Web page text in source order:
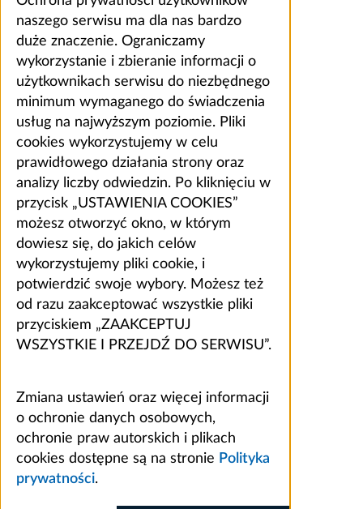
naszego serwisu ma dla nas bardzo
duże znaczenie. Ograniczamy
wykorzystanie i zbieranie informacji o
użytkownikach serwisu do niezbędnego
minimum wymaganego do świadczenia
usług na najwyższym poziomie. Pliki
cookies wykorzystujemy w celu
prawidłowego działania strony oraz
analizy liczby odwiedzin. Po kliknięciu w
przycisk „USTAWIENIA COOKIES”
możesz otworzyć okno, w którym
dowiesz się, do jakich celów
wykorzystujemy pliki cookie, i
potwierdzić swoje wybory. Możesz też
od razu zaakceptować wszystkie pliki
przyciskiem „ZAAKCEPTUJ
WSZYSTKIE I PRZEJDŹ DO SERWISU”.
Zmiana ustawień oraz więcej informacji
o ochronie danych osobowych,
ochronie praw autorskich i plikach
cookies dostępne są na stronie Polityka
prywatności.